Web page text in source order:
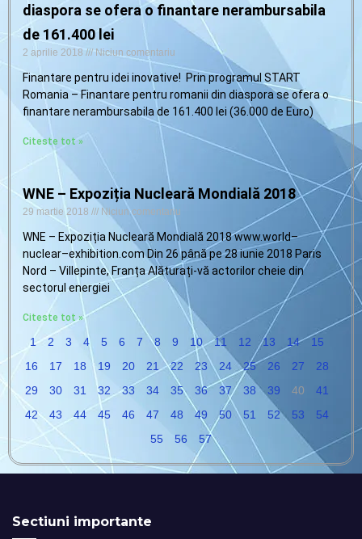
diaspora se ofera o finantare nerambursabila
de 161.400 lei
2 aprilie 2018 Niciun comentariu
Finantare pentru idei inovative! Prin programul START
Romania – Finantare pentru romanii din diaspora se ofera o
finantare nerambursabila de 161.400 lei (36.000 de Euro)
Citeste tot »
WNE – Expoziția Nucleară Mondială 2018
29 martie 2018 Niciun comentariu
WNE – Expoziția Nucleară Mondială 2018 www.world–
nuclear–exhibition.com Din 26 până pe 28 iunie 2018 Paris
Nord – Villepinte, Franța Alăturați-vă actorilor cheie din
sectorul energiei
Citeste tot »
1 2 3 4 5 6 7 8 9 10 11 12 13 14
15
16
17 18 19 20 21 22 23 24 25 26 27
28
29
30 31 32 33 34 35 36 37 38 39 40
41
42
43 44 45 46 47 48 49 50 51 52 53
54
55
56 57
Sectiuni importante